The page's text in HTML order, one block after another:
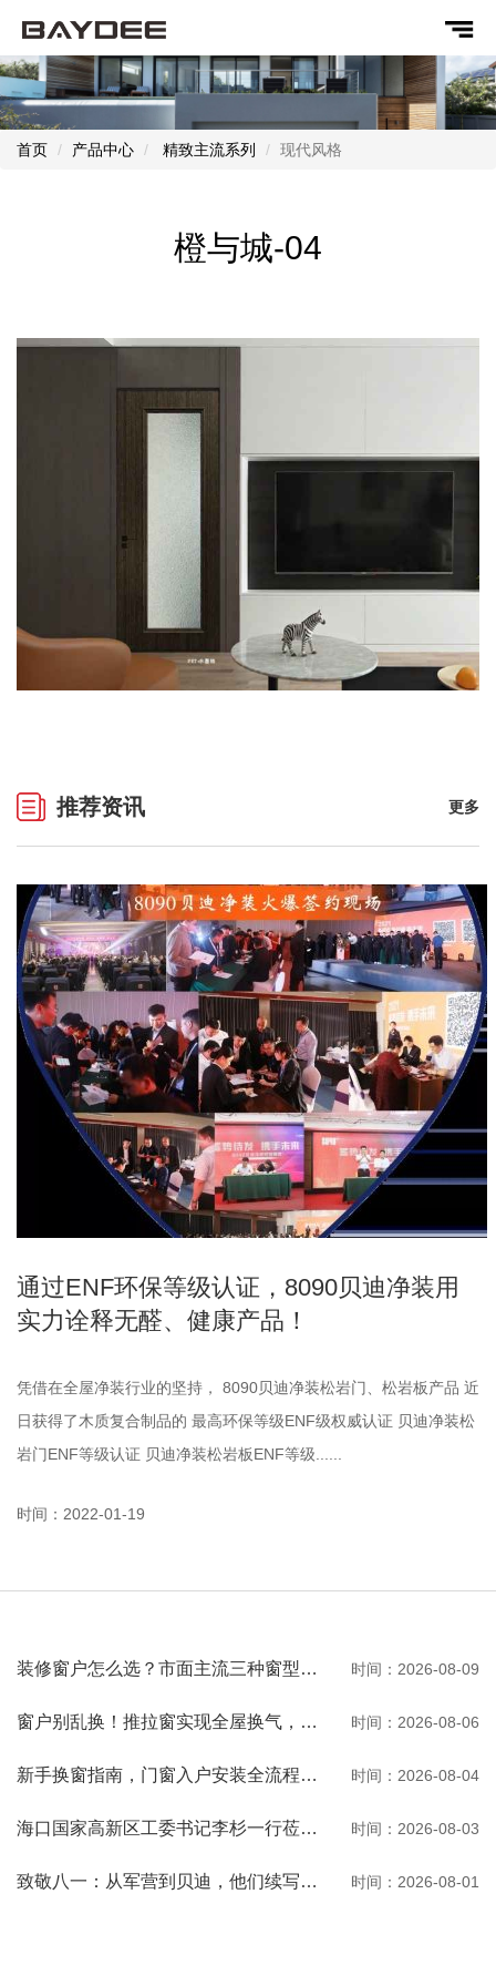
首页 产品中心 精致主流系列 现代风格
橙与城-04
推荐资讯 更多
通过ENF环保等级认证，8090贝迪净装用
实力诠释无醛、健康产品！
凭借在全屋净装行业的坚持， 8090贝迪净装松岩门、松岩板产品 近
日获得了木质复合制品的 最高环保等级ENF级权威认证 贝迪净装松
岩门ENF等级认证 贝迪净装松岩板ENF等级......
时间：2022-01-19
装修窗户怎么选？市面主流三种窗型优缺点一次性讲透 时间：2026-08-09
窗户别乱换！推拉窗实现全屋换气，观景通风两不误 时间：2026-08-06
新手换窗指南，门窗入户安装全流程一次性讲清 时间：2026-08-04
海口国家高新区工委书记李杉一行莅临河南贝迪考察交流 时间：2026-08-03
致敬八一：从军营到贝迪，他们续写荣光 时间：2026-08-01